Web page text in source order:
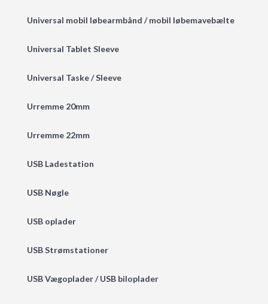
Universal mobil løbearmbånd / mobil løbemavebælte
Universal Tablet Sleeve
Universal Taske / Sleeve
Urremme 20mm
Urremme 22mm
USB Ladestation
USB Nøgle
USB oplader
USB Strømstationer
USB Vægoplader / USB biloplader